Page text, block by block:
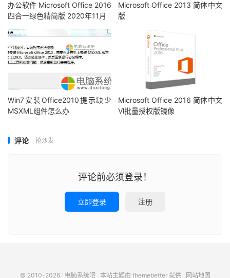
办公软件 Microsoft Office 2016
四合一绿色精简版 2020年11月
Microsoft Office 2013 简体中文
版
Win7安装Office2010提示缺少
MSXML组件怎么办
Microsoft Office 2016 简体中文
Vl批量授权版镜像
评论 抢沙发
评论前必须登录！
立即登录 注册
© 2010-2026 电脑系统吧本站主题由 themebetter提供 网站地图